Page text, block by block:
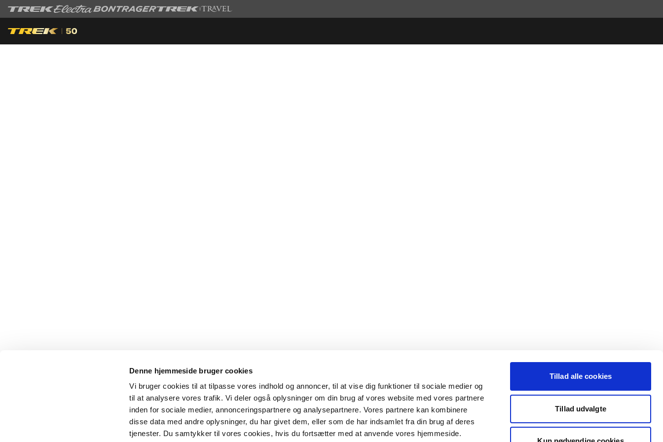
Denne hjemmeside bruger cookies
Vi bruger cookies til at tilpasse vores indhold og annoncer, til at vise dig funktioner til sociale medier og
til at analysere vores trafik. Vi deler også oplysninger om din brug af vores website med vores partnere
inden for sociale medier, annonceringspartnere og analysepartnere. Vores partnere kan kombinere
disse data med andre oplysninger, du har givet dem, eller som de har indsamlet fra din brug af deres
tjenester. Du samtykker til vores cookies, hvis du fortsætter med at anvende vores hjemmeside.
Tillad alle cookies
Tillad udvalgte